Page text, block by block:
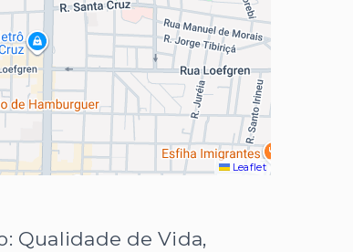
Leaflet
Qualidade de Vida,